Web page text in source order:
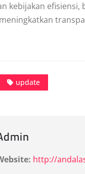
kebijakan efisiensi,
update
http://